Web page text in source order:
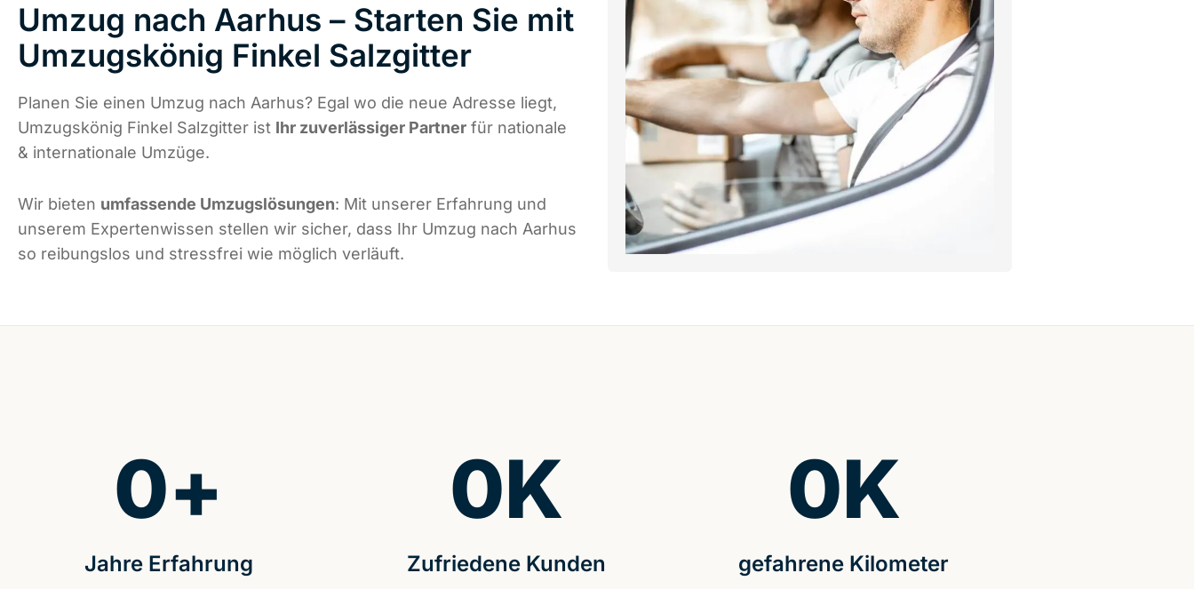
Umzug nach Aarhus – Starten Sie mit
Umzugskönig Finkel Salzgitter
Planen Sie einen Umzug nach Aarhus? Egal wo die neue Adresse liegt,
Umzugskönig Finkel Salzgitter ist Ihr zuverlässiger Partner für nationale
& internationale Umzüge.
Wir bieten umfassende Umzugslösungen: Mit unserer Erfahrung und
unserem Expertenwissen stellen wir sicher, dass Ihr Umzug nach Aarhus
so reibungslos und stressfrei wie möglich verläuft.
Jahre Erfahrung
0+
Zufriedene Kunden
0K
gefahrene Kilometer
0K